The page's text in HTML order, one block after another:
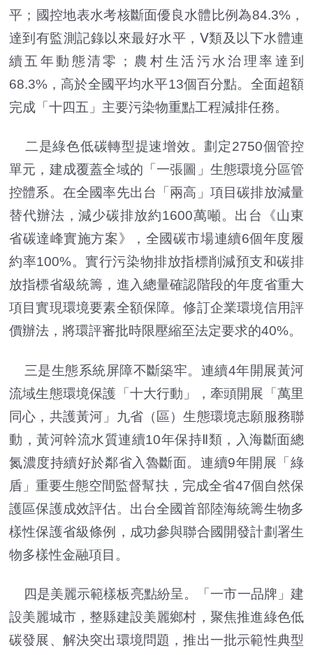
平；國控地表水考核斷面優良水體比例為84.3%，
達到有監測記錄以來最好水平，Ⅴ類及以下水體連
續五年動態清零；農村生活污水治理率達到
68.3%，高於全國平均水平13個百分點。全面超額
完成「十四五」主要污染物重點工程減排任務。
二是綠色低碳轉型提速增效。劃定2750個管控
單元，建成覆蓋全域的「一張圖」生態環境分區管
控體系。在全國率先出台「兩高」項目碳排放減量
替代辦法，減少碳排放約1600萬噸。出台《山東
省碳達峰實施方案》，全國碳市場連續6個年度履
約率100%。實行污染物排放指標削減預支和碳排
放指標省級統籌，進入總量確認階段的年度省重大
項目實現環境要素全額保障。修訂企業環境信用評
價辦法，將環評審批時限壓縮至法定要求的40%。
三是生態系統屏障不斷築牢。連續4年開展黃河
流域生態環境保護「十大行動」，牽頭開展「萬里
同心，共護黃河」九省（區）生態環境志願服務聯
動，黃河幹流水質連續10年保持Ⅱ類，入海斷面總
氮濃度持續好於鄰省入魯斷面。連續9年開展「綠
盾」重要生態空間監督幫扶，完成全省47個自然保
護區保護成效評估。出台全國首部陸海統籌生物多
樣性保護省級條例，成功參與聯合國開發計劃署生
物多樣性金融項目。
四是美麗示範樣板亮點紛呈。「一市一品牌」建
設美麗城市，整縣建設美麗鄉村，聚焦推進綠色低
碳發展、解決突出環境問題，推出一批示範性典型